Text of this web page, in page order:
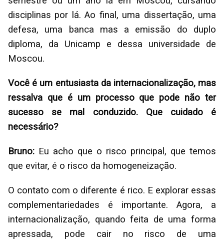
disciplinas por lá. Ao final, uma dissertação, uma
defesa, uma banca mas a emissão do duplo
diploma, da Unicamp e dessa universidade de
Moscou.
Você é um entusiasta da internacionalização, mas
ressalva que é um processo que pode não ter
sucesso se mal conduzido. Que cuidado é
necessário?
Bruno: Eu acho que o risco principal, que temos
que evitar, é o risco da homogeneização.
O contato com o diferente é rico. E explorar essas
complementariedades é importante. Agora, a
internacionalização, quando feita de uma forma
apressada, pode cair no risco de uma